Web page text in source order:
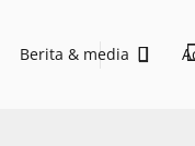
Berita & media